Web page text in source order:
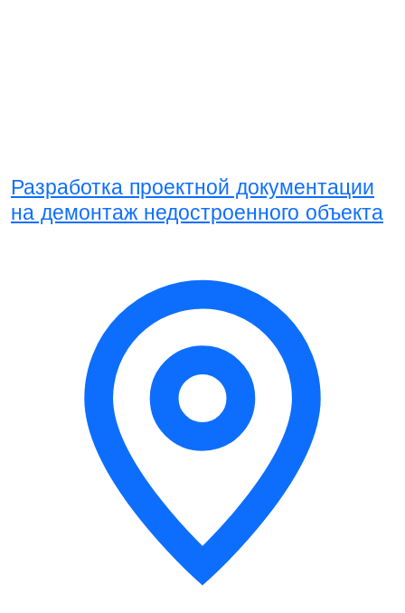
Разработка проектной документации
на демонтаж недостроенного объекта